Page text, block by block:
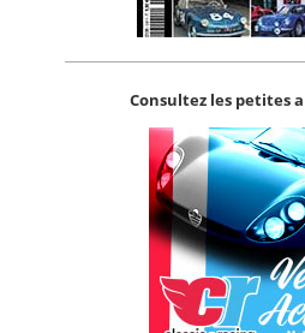
Consultez les petites